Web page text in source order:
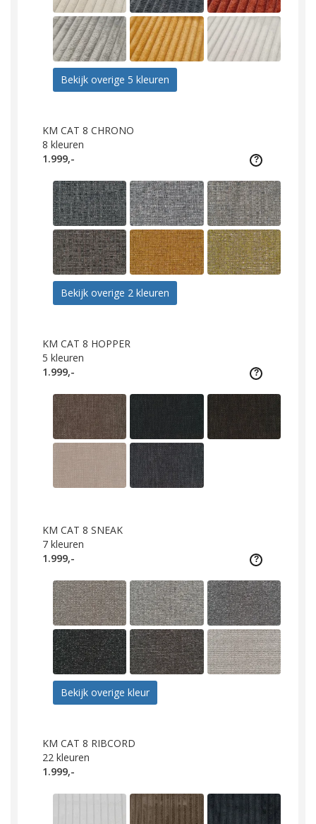
Bekijk overige 5 kleuren
KM CAT 8 CHRONO
8 kleuren
1.999,-
Bekijk overige 2 kleuren
KM CAT 8 HOPPER
5 kleuren
1.999,-
KM CAT 8 SNEAK
7 kleuren
1.999,-
Bekijk overige kleur
KM CAT 8 RIBCORD
22 kleuren
1.999,-